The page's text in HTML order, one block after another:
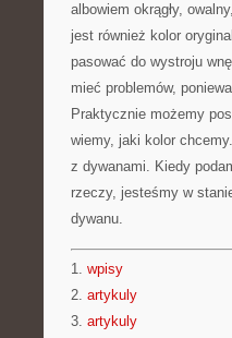
albowiem okrągły,
jest również kolor
pasować do wystroju
mieć problemów,
Praktycznie możemy
wiemy, jaki kolor
z dywanami. Kiedy
rzeczy, jesteśmy w
dywanu.
1. wpisy
2. artykuly
3. artykuly